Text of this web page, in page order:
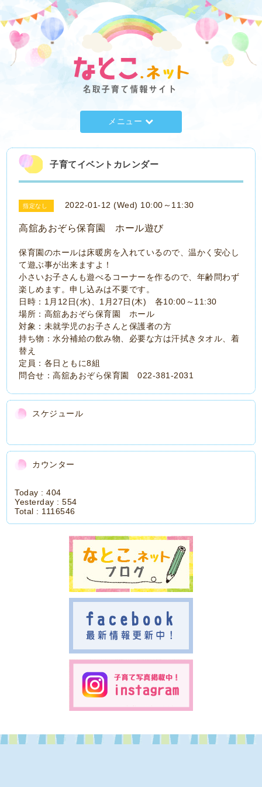
メニュー
子育てイベントカレンダー
指定なし 2022-01-12 (Wed) 10:00～11:30
高舘あおぞら保育園 ホール遊び
保育園のホールは床暖房を入れているので、温かく安心し
て遊ぶ事が出来ますよ！
小さいお子さんも遊べるコーナーを作るので、年齢問わず
楽しめます。申し込みは不要です。
日時：1月12日(水)、1月27日(木) 各10:00～11:30
場所：高舘あおぞら保育園 ホール
対象：未就学児のお子さんと保護者の方
持ち物：水分補給の飲み物、必要な方は汗拭きタオル、着
替え
定員：各日ともに8組
問合せ：高舘あおぞら保育園 022-381-2031
スケジュール
カウンター
Today :404
Yesterday :554
Total : 1116546